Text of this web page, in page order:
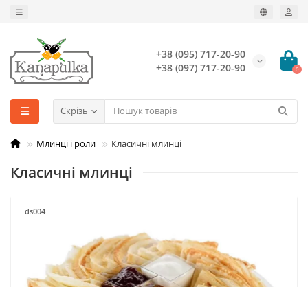
+38 (095) 717-20-90
+38 (097) 717-20-90
0
Скрізь
Млинці і роли Класичні млинці
Класичні млинці
ds004